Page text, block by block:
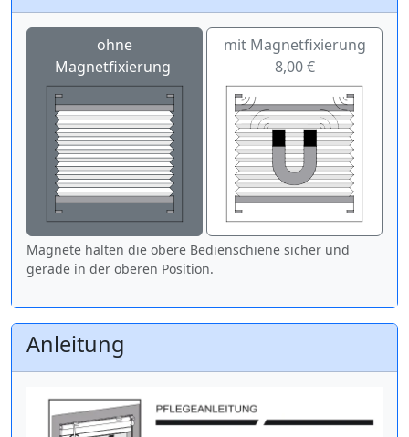
ohne
Magnetfixierung
mit Magnetfixierung
8,00 €
Magnete halten die obere Bedienschiene sicher und
gerade in der oberen Position.
Anleitung